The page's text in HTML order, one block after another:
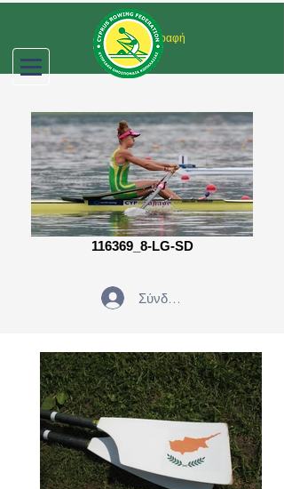
Σύνδεση/Εγγραφή
116369_8-LG-SD
Σύνδεση